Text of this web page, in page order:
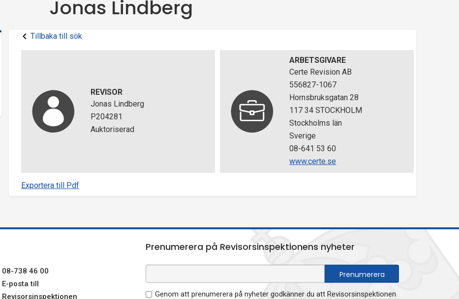
Jonas Lindberg
Tillbaka till sök
REVISOR
Jonas Lindberg
P204281
Auktoriserad
ARBETSGIVARE
Certe Revision AB
556827-1067
Hornsbruksgatan 28
117 34 STOCKHOLM
Stockholms län
Sverige
08-641 53 60
www.certe.se
Exportera till Pdf
08-738 46 00
E-posta till
Revisorsinspektionen
Prenumerera på Revisorsinspektionens nyheter
Genom att prenumerera på nyheter godkänner du att Revisorsinspektionen